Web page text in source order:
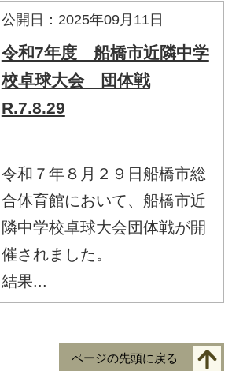
公開日：2025年09月11日
令和7年度 船橋市近隣中学
校卓球大会 団体戦
R.7.8.29
令和７年８月２９日船橋市総
合体育館において、船橋市近
隣中学校卓球大会団体戦が開
催されました。
結果...
ページの先頭に戻る